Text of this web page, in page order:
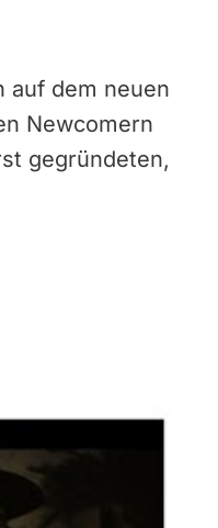
auf dem neuen
Newcomern
gegründeten,